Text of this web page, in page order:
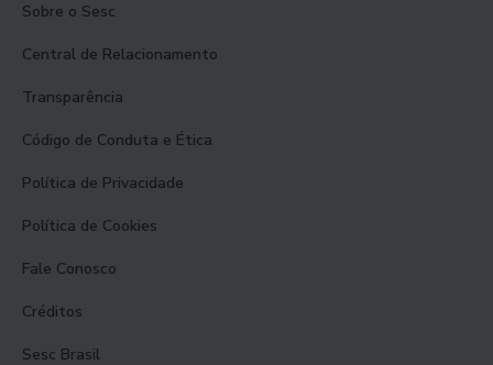
Sobre o Sesc
Central de Relacionamento
Transparência
Código de Conduta e Ética
Política de Privacidade
Política de Cookies
Fale Conosco
Créditos
Sesc Brasil